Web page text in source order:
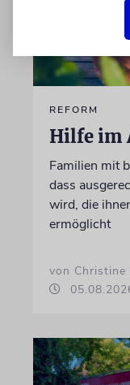
REFORM
Hilfe im
Familien mit
dass
wird, die
ermöglicht
von